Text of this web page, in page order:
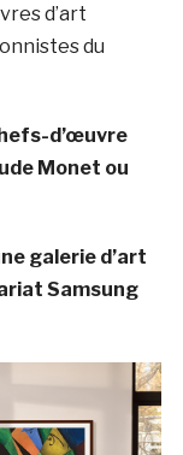
d’art
du
d’œuvre
Monet ou
galerie d’art
Samsung